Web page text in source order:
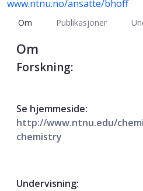
www.ntnu.no/ansatte/bhoff
Om Publikasjoner
Om
Forskning:
Se hjemmeside:
http://www.ntnu.edu/
chemistry
Undervisning: